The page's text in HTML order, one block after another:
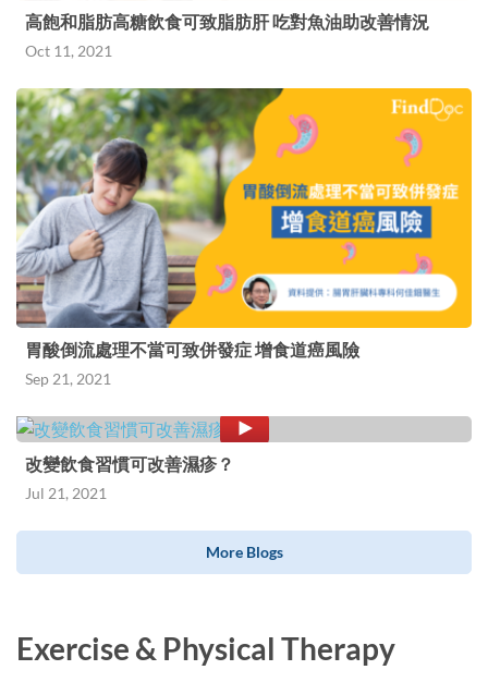
高飽和脂肪高糖飲食可致脂肪肝 吃對魚油助改善情況
Oct 11, 2021
胃酸倒流處理不當可致併發症 增食道癌風險
Sep 21, 2021
改變飲食習慣可改善濕疹？
Jul 21, 2021
More Blogs
Exercise & Physical Therapy